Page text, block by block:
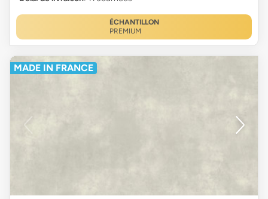
ÉCHANTILLON
PREMIUM
MADE IN FRANCE